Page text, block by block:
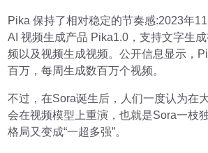
Pika 保持了相对稳定的节奏感:2023年
AI 视频生成产品 Pika1.0，支持文字生
频以及视频生成视频。公开信息显示，
百万，每周生成数百万个视频。
不过，在Sora诞生后，人们一度认为在
会在视频模型上重演，也就是Sora一枝
格局又变成“一超多强”。